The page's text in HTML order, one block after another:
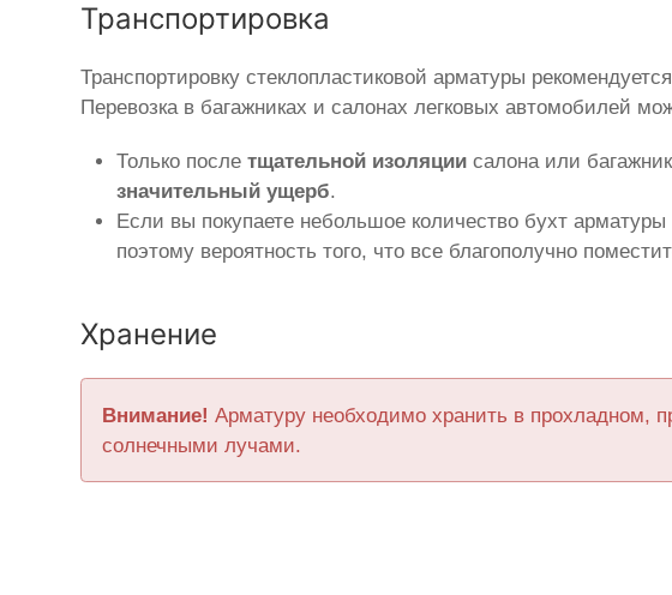
Транспортировка
Транспортировку стеклопластиковой арматуры
Перевозка в багажниках и салонах легковых автомобилей
Только послетщательной изоляции салона или
значительный ущерб.
Если вы покупаете небольшое количество бухт
поэтому вероятность того, что все благополучно
Хранение
Внимание! Арматуру необходимо хранить в прохладном,
солнечными лучами.